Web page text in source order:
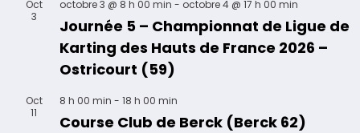
Oct
3
octobre 3 @ 8 h 00 min - octobre 4 @ 17 h 00 min
Journée 5 – Championnat de Ligue de
Karting des Hauts de France 2026 –
Ostricourt (59)
Oct
11
8 h 00 min - 18 h 00 min
Course Club de Berck (Berck 62)